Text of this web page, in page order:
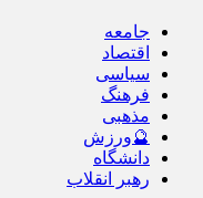
جامعه
اقتصاد
سیاسی
فرهنگ
مذهبی
🔮ورزش
دانشگاه
رهبر انقلاب